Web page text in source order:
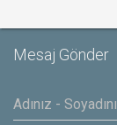
Mesaj Gönder